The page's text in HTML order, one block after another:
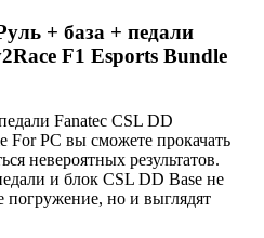
+ база + педали
F1 Esports Bundle
Fanatec CSL DD
For PC вы сможете прокачать
невероятных результатов.
и блок CSL DD Base не
погружение, но и выглядят